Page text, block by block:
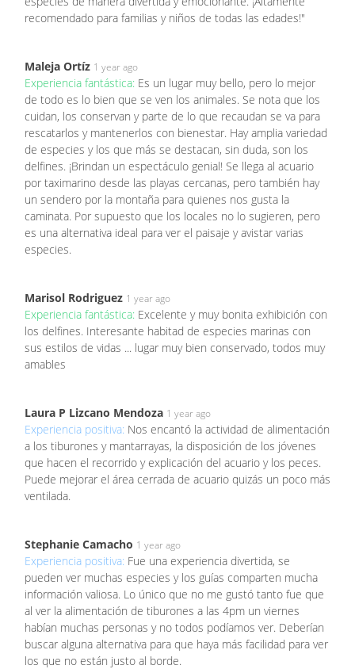
recomendado para familias y niños de todas las edades!"
Maleja Ortíz 1 year ago
Experiencia fantástica: Es un lugar muy bello, pero lo mejor
de todo es lo bien que se ven los animales. Se nota que los
cuidan, los conservan y parte de lo que recaudan se va para
rescatarlos y mantenerlos con bienestar. Hay amplia variedad
de especies y los que más se destacan, sin duda, son los
delfines. ¡Brindan un espectáculo genial! Se llega al acuario
por taximarino desde las playas cercanas, pero también hay
un sendero por la montaña para quienes nos gusta la
caminata. Por supuesto que los locales no lo sugieren, pero
es una alternativa ideal para ver el paisaje y avistar varias
especies.
Marisol Rodriguez 1 year ago
Experiencia fantástica: Excelente y muy bonita exhibición con
los delfines. Interesante habitad de especies marinas con
sus estilos de vidas ... lugar muy bien conservado, todos muy
amables
Laura P Lizcano Mendoza 1 year ago
Experiencia positiva: Nos encantó la actividad de alimentación
a los tiburones y mantarrayas, la disposición de los jóvenes
que hacen el recorrido y explicación del acuario y los peces.
Puede mejorar el área cerrada de acuario quizás un poco más
ventilada.
Stephanie Camacho 1 year ago
Experiencia positiva: Fue una experiencia divertida, se
pueden ver muchas especies y los guías comparten mucha
información valiosa. Lo único que no me gustó tanto fue que
al ver la alimentación de tiburones a las 4pm un viernes
habían muchas personas y no todos podíamos ver. Deberían
buscar alguna alternativa para que haya más facilidad para ver
los que no están justo al borde.